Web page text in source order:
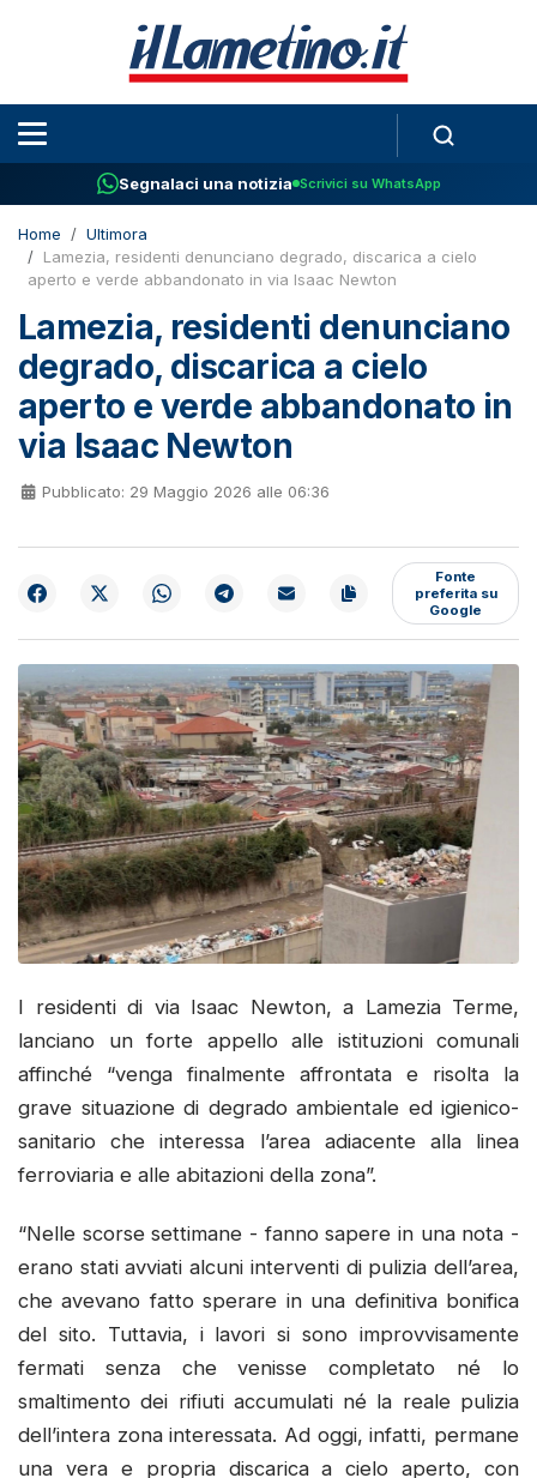
Segnalaci una notizia Scrivici su WhatsApp
Home
Ultimora
Lamezia, residenti denunciano degrado, discarica a cielo
aperto e verde abbandonato in via Isaac Newton
Lamezia, residenti denunciano
degrado, discarica a cielo
aperto e verde abbandonato in
via Isaac Newton
Pubblicato: 29 Maggio 2026 alle 06:36
Fonte
preferita su
Google
I residenti di via Isaac Newton, a Lamezia Terme,
lanciano un forte appello alle istituzioni comunali
affinché “venga finalmente affrontata e risolta la
grave situazione di degrado ambientale ed igienico-
sanitario che interessa l’area adiacente alla linea
ferroviaria e alle abitazioni della zona”.
“Nelle scorse settimane - fanno sapere in una nota -
erano stati avviati alcuni interventi di pulizia dell’area,
che avevano fatto sperare in una definitiva bonifica
del sito. Tuttavia, i lavori si sono improvvisamente
fermati senza che venisse completato né lo
smaltimento dei rifiuti accumulati né la reale pulizia
dell’intera zona interessata. Ad oggi, infatti, permane
una vera e propria discarica a cielo aperto, con